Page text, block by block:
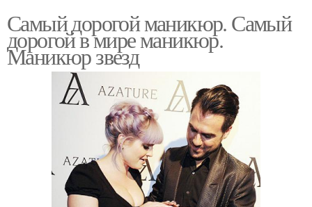
Самый дорогой маникюр. Самый
дорогой в мире маникюр.
Маникюр звезд